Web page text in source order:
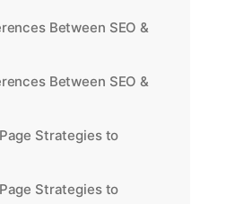
Between SEO &
Between SEO &
Strategies to
Strategies to